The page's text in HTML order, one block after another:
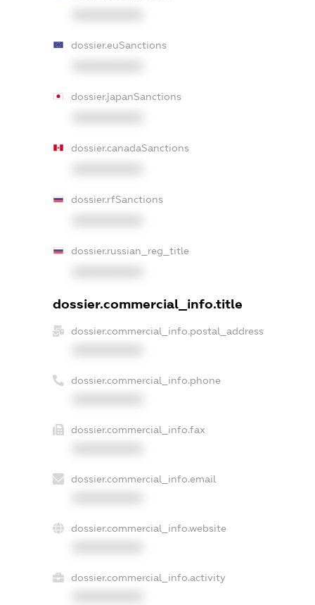
dossier.euSanctions
dossier.japanSanctions
dossier.canadaSanctions
dossier.rfSanctions
dossier.russian_reg_title
dossier.commercial_info.title
dossier.commercial_info.postal_address
dossier.commercial_info.phone
dossier.commercial_info.fax
dossier.commercial_info.email
dossier.commercial_info.website
dossier.commercial_info.activity